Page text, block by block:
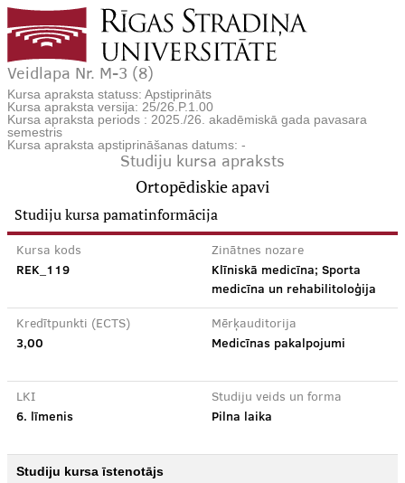
Veidlapa Nr. M-3 (8)
Kursa apraksta statuss: Apstiprināts
Kursa apraksta versija: 25/26.P.1.00
Kursa apraksta periods : 2025./26. akadēmiskā gada pavasara
semestris
Kursa apraksta apstiprināšanas datums: -
Studiju kursa apraksts
Ortopēdiskie apavi
Studiju kursa pamatinformācija
Kursa kods
REK_119
Zinātnes nozare
Klīniskā medicīna; Sporta
medicīna un rehabilitoloģija
Kredītpunkti (ECTS)
3,00
Mērķauditorija
Medicīnas pakalpojumi
LKI
6. līmenis
Studiju veids un forma
Pilna laika
Studiju kursa īstenotājs